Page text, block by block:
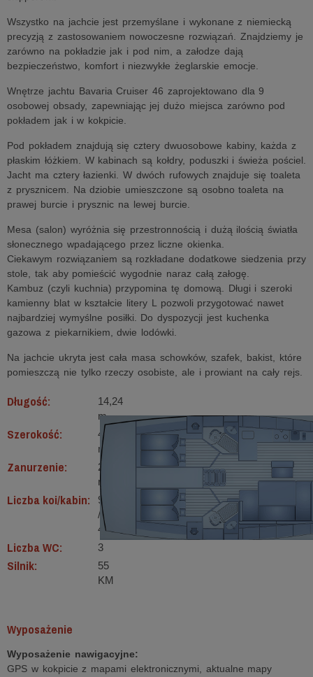
Wszystko na jachcie jest przemyślane i wykonane z niemiecką
precyzją z zastosowaniem nowoczesne rozwiązań. Znajdziemy je
zarówno na pokładzie jak i pod nim, a załodze dają
bezpieczeństwo, komfort i niezwykłe żeglarskie emocje.
Wnętrze jachtu Bavaria Cruiser 46 zaprojektowano dla 9
osobowej obsady, zapewniając jej dużo miejsca zarówno pod
pokładem jak i w kokpicie.
Pod pokładem znajdują się cztery dwuosobowe kabiny, każda z
płaskim łóżkiem. W kabinach są kołdry, poduszki i świeża pościel.
Jacht ma cztery łazienki. W dwóch rufowych znajduje się toaleta
z prysznicem. Na dziobie umieszczone są osobno toaleta na
prawej burcie i prysznic na lewej burcie.
Mesa (salon) wyróżnia się przestronnością i dużą ilością światła
słonecznego wpadającego przez liczne okienka.
Ciekawym rozwiązaniem są rozkładane dodatkowe siedzenia przy
stole, tak aby pomieścić wygodnie naraz całą załogę.
Kambuz (czyli kuchnia) przypomina tę domową. Długi i szeroki
kamienny blat w kształcie litery L pozwoli przygotować nawet
najbardziej wymyślne posiłki. Do dyspozycji jest kuchenka
gazowa z piekarnikiem, dwie lodówki.
Na jachcie ukryta jest cała masa schowków, szafek, bakist, które
pomieszczą nie tylko rzeczy osobiste, ale i prowiant na cały rejs.
Długość:
14,24
m
Szerokość:
4,35
m
Zanurzenie:
2,1
m
Liczba koi/kabin:
9
/
4
Liczba WC: 3
Silnik:
55
KM
Wyposażenie
Wyposażenie nawigacyjne:
GPS w kokpicie z mapami elektronicznymi, aktualne mapy